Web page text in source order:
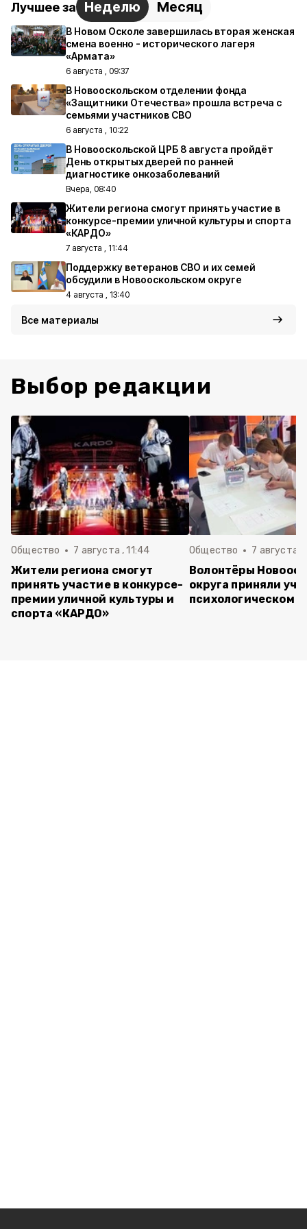
Лучшее за Неделю Месяц
В Новом Осколе завершилась вторая женская
смена военно - исторического лагеря
«Армата»
6 августа , 09:37
В Новооскольском отделении фонда
«Защитники Отечества» прошла встреча с
семьями участников СВО
6 августа , 10:22
В Новооскольской ЦРБ 8 августа пройдёт
День открытых дверей по ранней
диагностике онкозаболеваний
Вчера, 08:40
Жители региона смогут принять участие в
конкурсе-премии уличной культуры и спорта
«КАРДО»
7 августа , 11:44
Поддержку ветеранов СВО и их семей
обсудили в Новооскольском округе
4 августа , 13:40
Все материалы
Выбор редакции
Общество 7 августа , 11:44
Жители региона смогут
принять участие в конкурсе-
премии уличной культуры и
спорта «КАРДО»
Общество 7 августа ,
Волонтёры
округа приняли
психологическом